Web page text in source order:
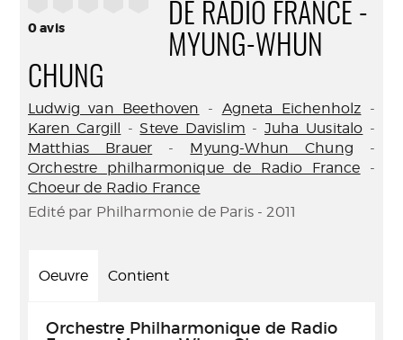
0avis
DE RADIO FRANCE -
MYUNG-WHUN
CHUNG
Ludwig van Beethoven - Agneta Eichenholz -
Karen Cargill -Steve Davislim - Juha Uusitalo -
Matthias Brauer - Myung-Whun Chung -
Orchestre philharmonique de Radio France -
Choeur de Radio France
Edité par Philharmonie de Paris - 2011
Oeuvre Contient
Orchestre Philharmonique de Radio